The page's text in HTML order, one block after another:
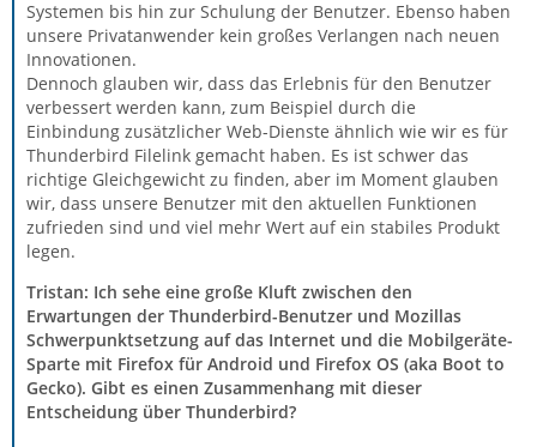
Systemen bis hin zur Schulung der Benutzer. Ebenso haben
unsere Privatanwender kein großes Verlangen nach neuen
Innovationen.
Dennoch glauben wir, dass das Erlebnis für den Benutzer
verbessert werden kann, zum Beispiel durch die
Einbindung zusätzlicher Web-Dienste ähnlich wie wir es für
Thunderbird Filelink gemacht haben. Es ist schwer das
richtige Gleichgewicht zu finden, aber im Moment glauben
wir, dass unsere Benutzer mit den aktuellen Funktionen
zufrieden sind und viel mehr Wert auf ein stabiles Produkt
legen.
Tristan: Ich sehe eine große Kluft zwischen den
Erwartungen der Thunderbird-Benutzer und Mozillas
Schwerpunktsetzung auf das Internet und die Mobilgeräte-
Sparte mit Firefox für Android und Firefox OS (aka Boot to
Gecko). Gibt es einen Zusammenhang mit dieser
Entscheidung über Thunderbird?